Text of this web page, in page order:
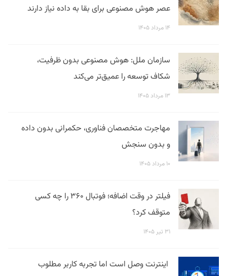
عصر هوش مصنوعی برای بقا به داده نیاز دارند
۱۴ مرداد ۱۴۰۵
سازمان ملل: هوش مصنوعی بدون ظرفیت،
شکاف توسعه را عمیق‌تر می‌کند
۱۳ مرداد ۱۴۰۵
مهاجرت متخصصان فناوری، حکمرانی بدون داده
و بدون سنجش
۱۰ مرداد ۱۴۰۵
فیلتر در وقت اضافه؛ فوتبال ۳۶۰ را چه کسی
متوقف کرد؟
۳۱ تیر ۱۴۰۵
اینترنت وصل است اما تجربه کاربر مطلوب